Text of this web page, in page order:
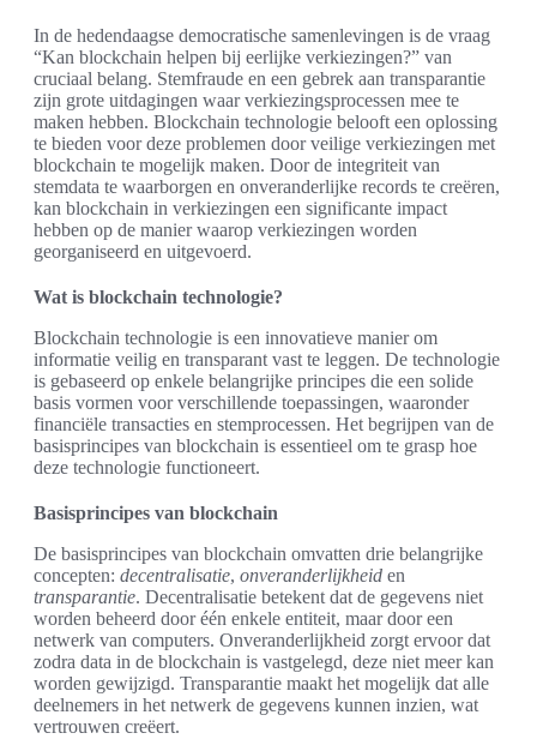
In de hedendaagse democratische samenlevingen is de vraag
“Kan blockchain helpen bij eerlijke verkiezingen?” van
cruciaal belang. Stemfraude en een gebrek aan transparantie
zijn grote uitdagingen waar verkiezingsprocessen mee te
maken hebben. Blockchain technologie belooft een oplossing
te bieden voor deze problemen door veilige verkiezingen met
blockchain te mogelijk maken. Door de integriteit van
stemdata te waarborgen en onveranderlijke records te creëren,
kan blockchain in verkiezingen een significante impact
hebben op de manier waarop verkiezingen worden
georganiseerd en uitgevoerd.
Wat is blockchain technologie?
Blockchain technologie is een innovatieve manier om
informatie veilig en transparant vast te leggen. De technologie
is gebaseerd op enkele belangrijke principes die een solide
basis vormen voor verschillende toepassingen, waaronder
financiële transacties en stemprocessen. Het begrijpen van de
basisprincipes van blockchain is essentieel om te grasp hoe
deze technologie functioneert.
Basisprincipes van blockchain
De basisprincipes van blockchain omvatten drie belangrijke
concepten: decentralisatie, onveranderlijkheid en
transparantie. Decentralisatie betekent dat de gegevens niet
worden beheerd door één enkele entiteit, maar door een
netwerk van computers. Onveranderlijkheid zorgt ervoor dat
zodra data in de blockchain is vastgelegd, deze niet meer kan
worden gewijzigd. Transparantie maakt het mogelijk dat alle
deelnemers in het netwerk de gegevens kunnen inzien, wat
vertrouwen creëert.